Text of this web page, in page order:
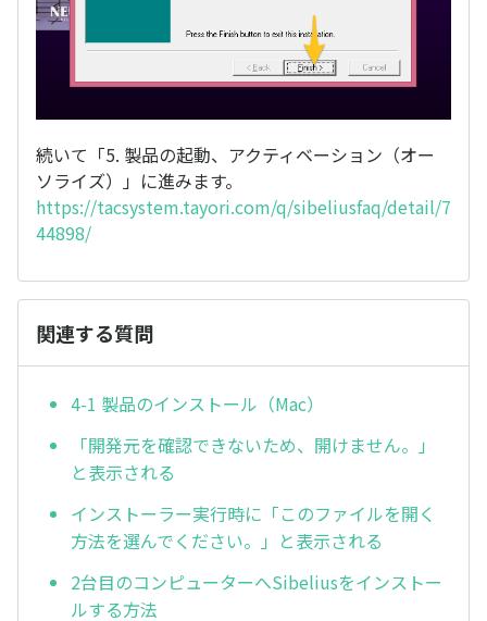
続いて「5. 製品の起動、アクティベーション（オー
ソライズ）」に進みます。
https://tacsystem.tayori.com/q/sibeliusfaq/detail/7
44898/
関連する質問
4-1 製品のインストール（Mac）
「開発元を確認できないため、開けません。」
と表示される
インストーラー実行時に「このファイルを開く
方法を選んでください。」と表示される
2台目のコンピューターへSibeliusをインストー
ルする方法